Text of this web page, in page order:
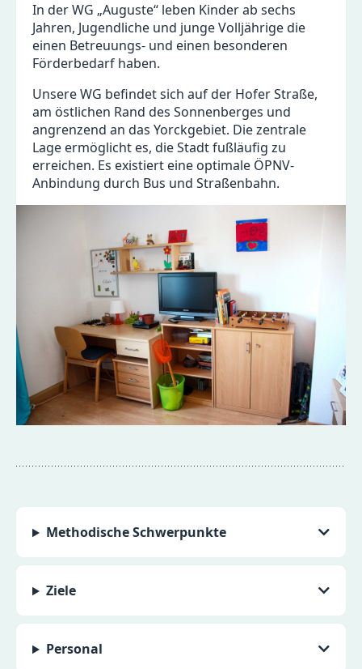
In der WG „Auguste“ leben Kinder ab sechs
Jahren, Jugendliche und junge Volljährige die
einen Betreuungs- und einen besonderen
Förderbedarf haben.
Unsere WG befindet sich auf der Hofer Straße,
am östlichen Rand des Sonnenberges und
angrenzend an das Yorckgebiet. Die zentrale
Lage ermöglicht es, die Stadt fußläufig zu
erreichen. Es existiert eine optimale ÖPNV-
Anbindung durch Bus und Straßenbahn.
Methodische Schwerpunkte
Ziele
Personal